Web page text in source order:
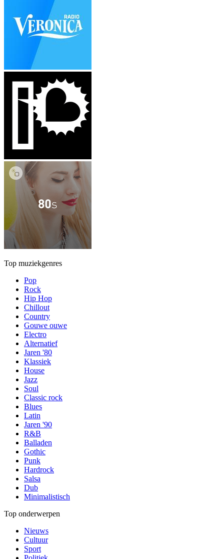
Top muziekgenres
Pop
Rock
Hip Hop
Chillout
Country
Gouwe ouwe
Electro
Alternatief
Jaren '80
Klassiek
House
Jazz
Soul
Classic rock
Blues
Latin
Jaren '90
R&B
Balladen
Gothic
Punk
Hardrock
Salsa
Dub
Minimalistisch
Top onderwerpen
Nieuws
Cultuur
Sport